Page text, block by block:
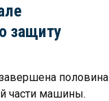
защиту
половина
части машины.